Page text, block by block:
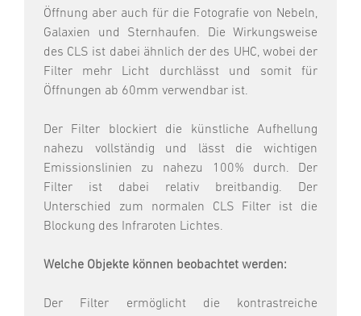
Öffnung aber auch für die Fotografie von Nebeln,
Galaxien und Sternhaufen. Die Wirkungsweise
des CLS ist dabei ähnlich der des UHC, wobei der
Filter mehr Licht durchlässt und somit für
Öffnungen ab 60mm verwendbar ist.
Der Filter blockiert die künstliche Aufhellung
nahezu vollständig und lässt die wichtigen
Emissionslinien zu nahezu 100% durch. Der
Filter ist dabei relativ breitbandig. Der
Unterschied zum normalen CLS Filter ist die
Blockung des Infraroten Lichtes.
Welche Objekte können beobachtet werden:
Der Filter ermöglicht die kontrastreiche